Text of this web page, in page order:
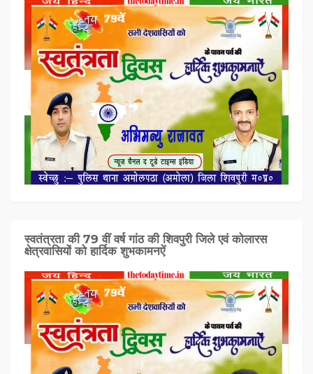
स्वतंत्रता की 79 वीं वर्ष गांठ की शिवपुरी जिले एवं कोलारस
क्षेत्रवासियों को हार्दिक शुभकामनऐं